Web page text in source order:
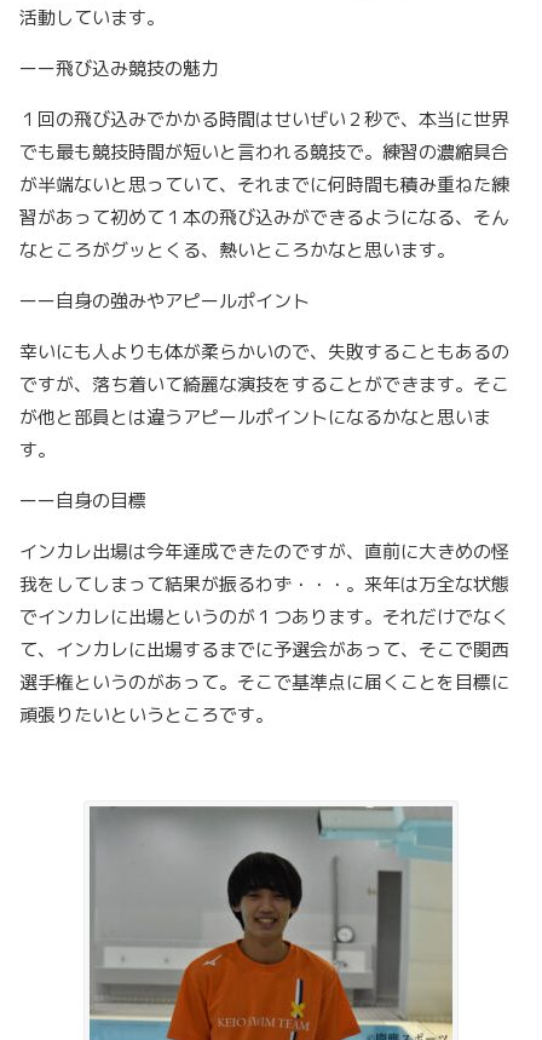
活動しています。
ーー飛び込み競技の魅力
１回の飛び込みでかかる時間はせいぜい２秒で、本当に世界
でも最も競技時間が短いと言われる競技で。練習の濃縮具合
が半端ないと思っていて、それまでに何時間も積み重ねた練
習があって初めて１本の飛び込みができるようになる、そん
なところがグッとくる、熱いところかなと思います。
ーー自身の強みやアピールポイント
幸いにも人よりも体が柔らかいので、失敗することもあるの
ですが、落ち着いて綺麗な演技をすることができます。そこ
が他と部員とは違うアピールポイントになるかなと思いま
す。
ーー自身の目標
インカレ出場は今年達成できたのですが、直前に大きめの怪
我をしてしまって結果が振るわず・・・。来年は万全な状態
でインカレに出場というのが１つあります。それだけでなく
て、インカレに出場するまでに予選会があって、そこで関西
選手権というのがあって。そこで基準点に届くことを目標に
頑張りたいというところです。